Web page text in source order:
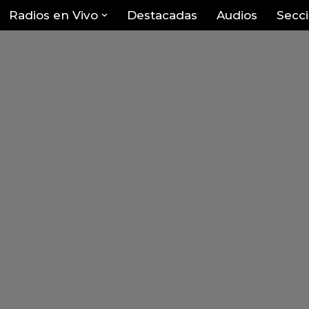
Radios en Vivo Destacadas Audios